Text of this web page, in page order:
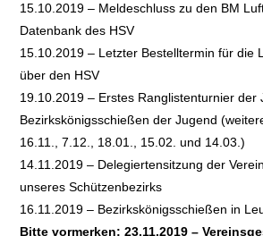
15.10.2019 – Meldeschluss zu den BM
Datenbank des HSV
15.10.2019 – Letzter Bestelltermin für die
über den HSV
19.10.2019 – Erstes Ranglistenturnier der
Bezirkskönigsschießen der Jugend
16.11., 7.12., 18.01., 15.02. und 14.03.)
14.11.2019 – Delegiertensitzung der
unseres Schützenbezirks
16.11.2019 – Bezirkskönigsschießen in
Bitte vormerken: 23.11.2019 –